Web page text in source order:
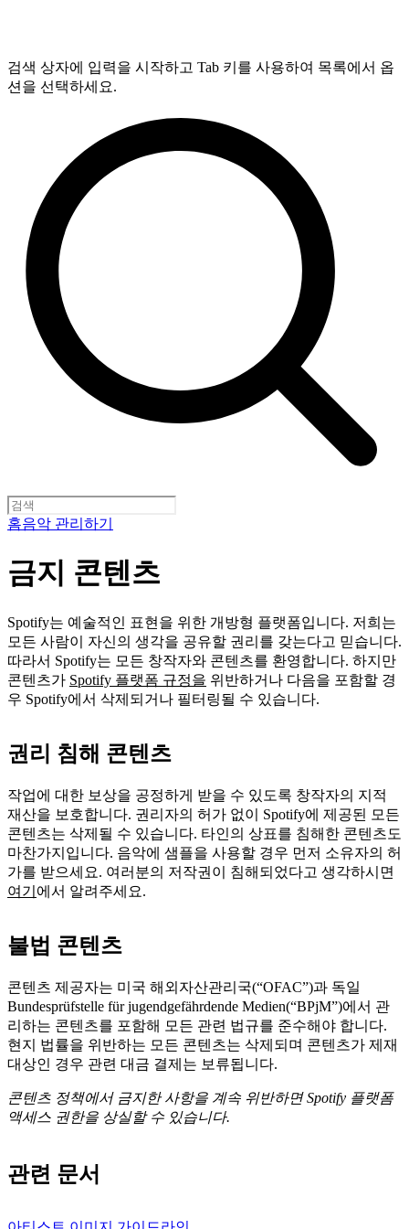
검색 상자에 입력을 시작하고 Tab 키를 사용하여 목록에서 옵
션을 선택하세요.
홈음악 관리하기
금지 콘텐츠
Spotify는 예술적인 표현을 위한 개방형 플랫폼입니다. 저희는
모든 사람이 자신의 생각을 공유할 권리를 갖는다고 믿습니다.
따라서 Spotify는 모든 창작자와 콘텐츠를 환영합니다. 하지만
콘텐츠가 Spotify 플랫폼 규정을 위반하거나 다음을 포함할 경
우 Spotify에서 삭제되거나 필터링될 수 있습니다.
권리 침해 콘텐츠
작업에 대한 보상을 공정하게 받을 수 있도록 창작자의 지적
재산을 보호합니다. 권리자의 허가 없이 Spotify에 제공된 모든
콘텐츠는 삭제될 수 있습니다. 타인의 상표를 침해한 콘텐츠도
마찬가지입니다. 음악에 샘플을 사용할 경우 먼저 소유자의 허
가를 받으세요. 여러분의 저작권이 침해되었다고 생각하시면
여기 에서 알려주세요.
불법 콘텐츠
콘텐츠 제공자는 미국 해외자산관리국(“OFAC”)과 독일 ​
Bundesprüfstelle für jugendgefährdende Medien(“BPjM”)에서 관
리하는 콘텐츠를 포함해 모든 관련 법규를 준수해야 합니다.
현지 법률을 위반하는 모든 콘텐츠는 삭제되며 콘텐츠가 제재
대상인 경우 관련 대금 결제는 보류됩니다.
콘텐츠 정책에서 금지한 사항을 계속 위반하면 Spotify 플랫폼
액세스 권한을 상실할 수 있습니다.
관련 문서